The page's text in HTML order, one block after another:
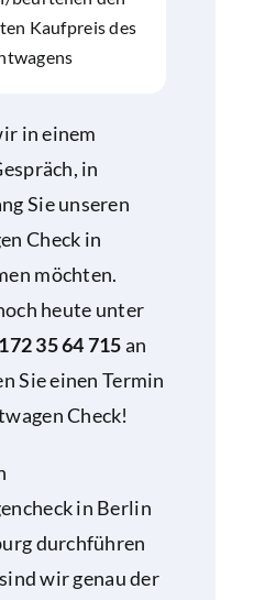
Kaufpreis des
in einem
in
Sie unseren
Check in
möchten.
heute unter
35 64 715an
Sie einen Termin
Check!
in Berlin
durchführen
wir genau der